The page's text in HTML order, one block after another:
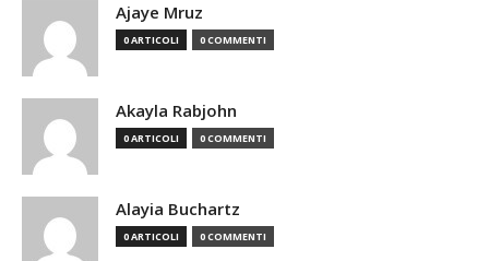
Ajaye Mruz
0 ARTICOLI 0 COMMENTI
Akayla Rabjohn
0 ARTICOLI 0 COMMENTI
Alayia Buchartz
0 ARTICOLI 0 COMMENTI